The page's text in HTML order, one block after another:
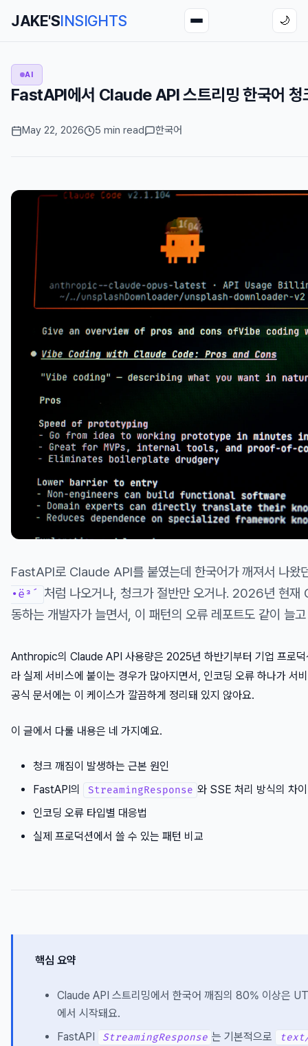
JAKE'SINSIGHTS 🌙
AI
FastAPI에서 Claude API 스트리밍 한국어 청
May 22, 2026 5 min read 한국어
FastAPI로 Claude API를 붙였는데 한국어가 깨져서 나왔
•ë³´
처럼 나오거나, 청크가 절반만 오거나. 2026년 현
동하는 개발자가 늘면서, 이 패턴의 오류 레포트도 같이 늘
Anthropic의 Claude API 사용량은 2025년 하반기부터 기업 프로덕
라 실제 서비스에 붙이는 경우가 많아지면서, 인코딩 오류 하나가 서
공식 문서에는 이 케이스가 깔끔하게 정리돼 있지 않아요.
이 글에서 다룰 내용은 네 가지예요.
청크 깨짐이 발생하는 근본 원인
FastAPI의
StreamingResponse 와 SSE 처리 방식의 차이
인코딩 오류 타입별 대응법
실제 프로덕션에서 쓸 수 있는 패턴 비교
핵심 요약
Claude API 스트리밍에서 한국어 깨짐의 80% 이상은
에서 시작돼요.
FastAPI
StreamingResponse 는 기본적으로